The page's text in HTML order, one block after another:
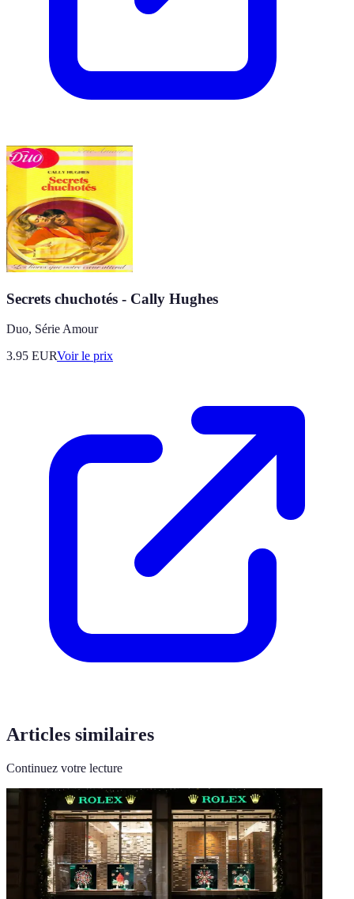
Secrets chuchotés - Cally Hughes
Duo, Série Amour
3.95 EURVoir le prix
Articles similaires
Continuez votre lecture